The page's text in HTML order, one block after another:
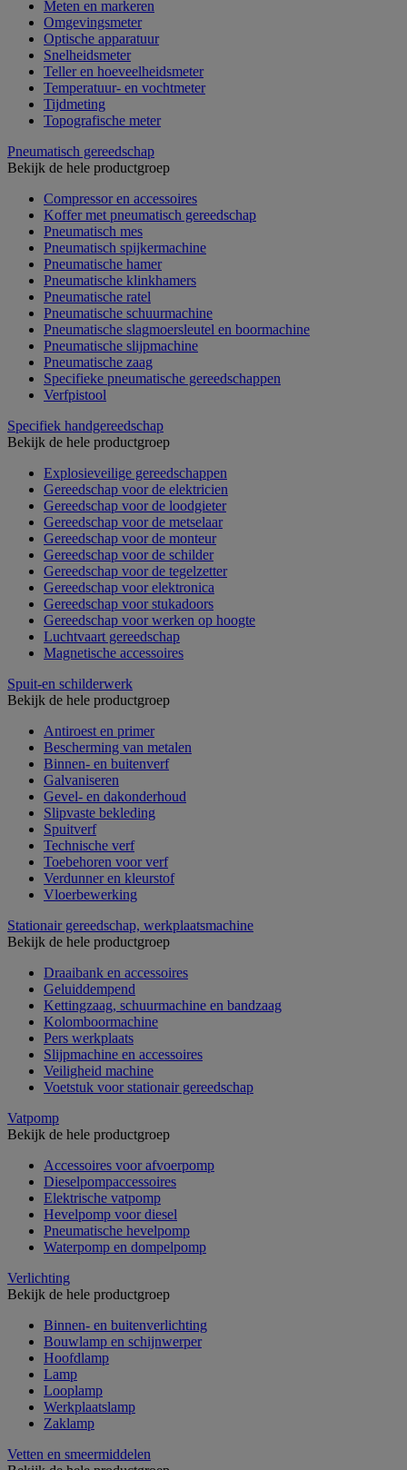
Meten en markeren
Omgevingsmeter
Optische apparatuur
Snelheidsmeter
Teller en hoeveelheidsmeter
Temperatuur- en vochtmeter
Tijdmeting
Topografische meter
Pneumatisch gereedschap
Bekijk de hele productgroep
Compressor en accessoires
Koffer met pneumatisch gereedschap
Pneumatisch mes
Pneumatisch spijkermachine
Pneumatische hamer
Pneumatische klinkhamers
Pneumatische ratel
Pneumatische schuurmachine
Pneumatische slagmoersleutel en boormachine
Pneumatische slijpmachine
Pneumatische zaag
Specifieke pneumatische gereedschappen
Verfpistool
Specifiek handgereedschap
Bekijk de hele productgroep
Explosieveilige gereedschappen
Gereedschap voor de elektricien
Gereedschap voor de loodgieter
Gereedschap voor de metselaar
Gereedschap voor de monteur
Gereedschap voor de schilder
Gereedschap voor de tegelzetter
Gereedschap voor elektronica
Gereedschap voor stukadoors
Gereedschap voor werken op hoogte
Luchtvaart gereedschap
Magnetische accessoires
Spuit-en schilderwerk
Bekijk de hele productgroep
Antiroest en primer
Bescherming van metalen
Binnen- en buitenverf
Galvaniseren
Gevel- en dakonderhoud
Slipvaste bekleding
Spuitverf
Technische verf
Toebehoren voor verf
Verdunner en kleurstof
Vloerbewerking
Stationair gereedschap, werkplaatsmachine
Bekijk de hele productgroep
Draaibank en accessoires
Geluiddempend
Kettingzaag, schuurmachine en bandzaag
Kolomboormachine
Pers werkplaats
Slijpmachine en accessoires
Veiligheid machine
Voetstuk voor stationair gereedschap
Vatpomp
Bekijk de hele productgroep
Accessoires voor afvoerpomp
Dieselpompaccessoires
Elektrische vatpomp
Hevelpomp voor diesel
Pneumatische hevelpomp
Waterpomp en dompelpomp
Verlichting
Bekijk de hele productgroep
Binnen- en buitenverlichting
Bouwlamp en schijnwerper
Hoofdlamp
Lamp
Looplamp
Werkplaatslamp
Zaklamp
Vetten en smeermiddelen